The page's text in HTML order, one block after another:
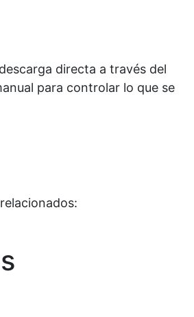
directa a través del
para controlar lo que se